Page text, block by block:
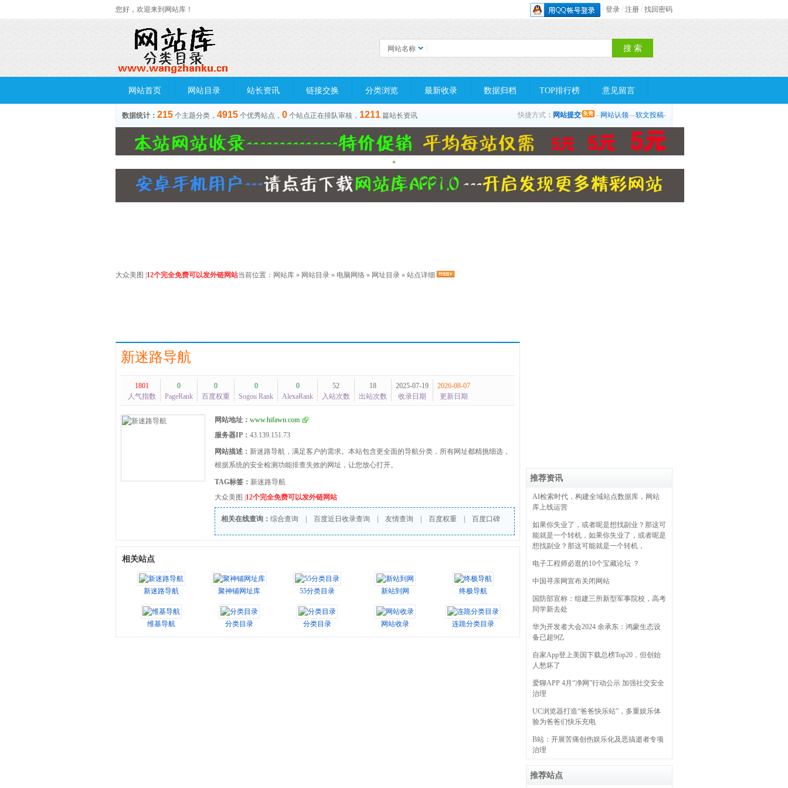
您好，欢迎来到网站库！ / 登录 / 注册 / 找回密码
网站名称
网站首页 网站目录 站长资讯 链接交换 分类浏览 最新收录 数据归档 TOP排行榜 意见留言
数据统计： 215 个主题分类， 4915 个优秀站点， 0 个站点正在排队审核， 1211 篇站长资讯 快捷方式 ： 网站提交 - 网站认领—软文投稿-
*
大众美图 12个完全免费可以发外链网站当前位置： 网站库 » 网站目录 » 电脑网络 » 网址目录 » 站点详细
新迷路导航
1801
人气指数
0
PageRank
0
百度权重
0
Sogou Rank
0
AlexaRank
52
入站次数
18
出站次数
2025-07-19
收录日期
2026-08-07
更新日期
网站地址： www.hifawn.com
服务器IP： 43.139.151.73
网站描述： 新迷路导航，满足客户的需求。本站包含更全面的导航分类，所有网址都精挑细选，
根据系统的安全检测功能排查失效的网址，让您放心打开。
TAG标签： 新迷路导航
大众美图 12个完全免费可以发外链网站
相关在线查询： 综合查询 百度近日收录查询 友情查询 百度权重 百度口碑
相关站点
新迷路导航 聚神铺网址库 55分类目录 新站到网 终极导航
维基导航 分类目录 分类目录 网站收录 连跪分类目录
推荐资讯
AI检索时代，构建全域站点数据库，网站
库上线运营
如果你失业了，或者呢是想找副业？那这可
能就是一个转机，如果你失业了，或者呢是
想找副业？那这可能就是一个转机，
电子工程师必逛的10个宝藏论坛 ？
中国寻亲网宣布关闭网站
国防部宣称：组建三所新型军事院校，高考
同学新去处
华为开发者大会2024 余承东：鸿蒙生态设
备已超9亿
自家App登上美国下载总榜Top20，但创始
人愁坏了
爱聊APP 4月“净网”行动公示 加强社交安全
治理
UC浏览器打造“爸爸快乐站”，多重娱乐体
验为爸爸们快乐充电
B站：开展苦痛创伤娱乐化及恶搞逝者专项
治理
推荐站点